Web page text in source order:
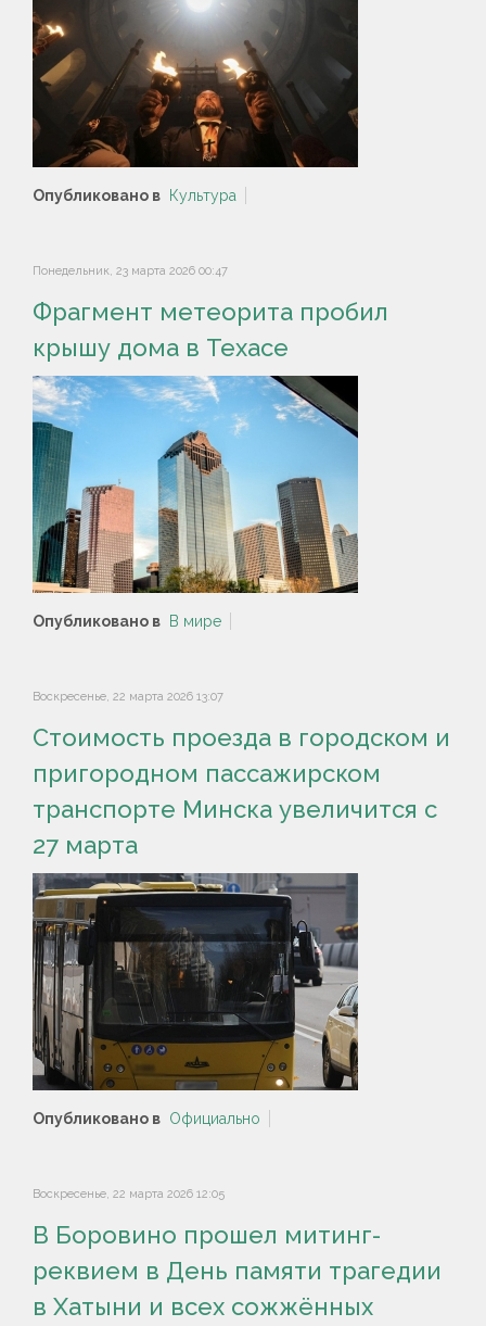
Опубликовано в Культура
Понедельник, 23 марта 2026 00:47
Фрагмент метеорита пробил
крышу дома в Техасе
Опубликовано в В мире
Воскресенье, 22 марта 2026 13:07
Стоимость проезда в городском и
пригородном пассажирском
транспорте Минска увеличится с
27 марта
Опубликовано в Официально
Воскресенье, 22 марта 2026 12:05
В Боровино прошел митинг-
реквием в День памяти трагедии
в Хатыни и всех сожжённых